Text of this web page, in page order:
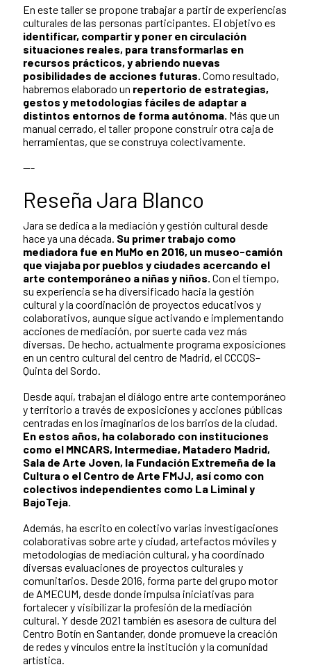
En este taller se propone trabajar a partir de experiencias
culturales de las personas participantes. El objetivo es
identificar, compartir y poner en circulación
situaciones reales, para transformarlas en
recursos prácticos, y abriendo nuevas
posibilidades de acciones futuras. Como resultado,
habremos elaborado un repertorio de estrategias,
gestos y metodologías fáciles de adaptar a
distintos entornos de forma autónoma. Más que un
manual cerrado, el taller propone construir otra caja de
herramientas, que se construya colectivamente.
---
Reseña Jara Blanco
Jara se dedica a la mediación y gestión cultural desde
hace ya una década. Su primer trabajo como
mediadora fue en MuMo en 2016, un museo-camión
que viajaba por pueblos y ciudades acercando el
arte contemporáneo a niñas y niños. Con el tiempo,
su experiencia se ha diversificado hacia la gestión
cultural y la coordinación de proyectos educativos y
colaborativos, aunque sigue activando e implementando
acciones de mediación, por suerte cada vez más
diversas. De hecho, actualmente programa exposiciones
en un centro cultural del centro de Madrid, el CCCQS–
Quinta del Sordo.
Desde aquí, trabajan el diálogo entre arte contemporáneo
y territorio a través de exposiciones y acciones públicas
centradas en los imaginarios de los barrios de la ciudad.
En estos años, ha colaborado con instituciones
como el MNCARS, Intermediae, Matadero Madrid,
Sala de Arte Joven, la Fundación Extremeña de la
Cultura o el Centro de Arte FMJJ, así como con
colectivos independientes como La Liminal y
BajoTeja.
Además, ha escrito en colectivo varias investigaciones
colaborativas sobre arte y ciudad, artefactos móviles y
metodologías de mediación cultural, y ha coordinado
diversas evaluaciones de proyectos culturales y
comunitarios. Desde 2016, forma parte del grupo motor
de AMECUM, desde donde impulsa iniciativas para
fortalecer y visibilizar la profesión de la mediación
cultural. Y desde 2021 también es asesora de cultura del
Centro Botín en Santander, donde promueve la creación
de redes y vínculos entre la institución y la comunidad
artística.